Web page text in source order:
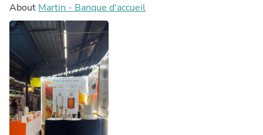
About Martin - Banque d'accueil